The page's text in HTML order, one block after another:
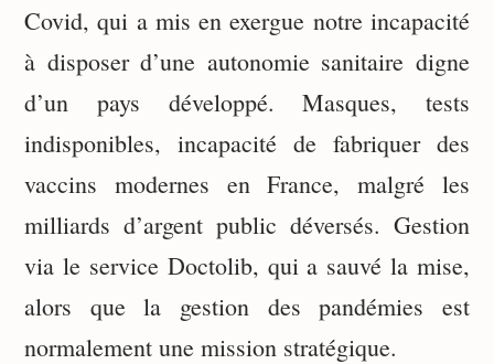
Covid, qui a mis en exergue notre incapacité
à disposer d’une autonomie sanitaire digne
d’un pays développé. Masques, tests
indisponibles, incapacité de fabriquer des
vaccins modernes en France, malgré les
milliards d’argent public déversés. Gestion
via le service Doctolib, qui a sauvé la mise,
alors que la gestion des pandémies est
normalement une mission stratégique.